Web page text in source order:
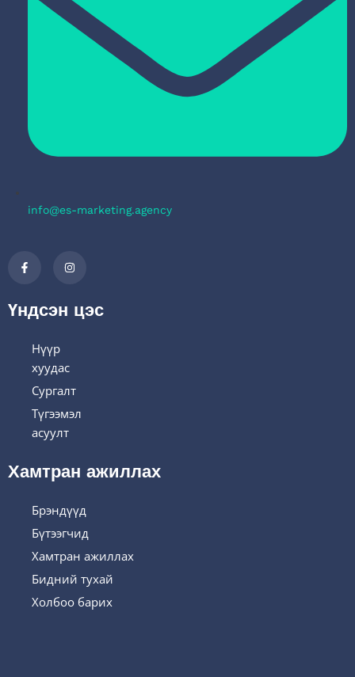
info@es-marketing.agency
Үндсэн цэс
Нүүр
хуудас
Сургалт
Түгээмэл
асуулт
Хамтран ажиллах
Брэндүүд
Бүтээгчид
Хамтран ажиллах
Бидний тухай
Холбоо барих